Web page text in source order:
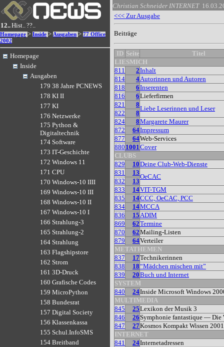
12..Hist..??..
Homepage > Inside > Ausgaben > 77 Office
2002
Homepage
Inside
Ausgaben
179 38 Jahre PCNEWS
178 KI II
177 KI
176 Netzwerke
175 Python &
Digitaltechnik
174 Software
173 IT-Geschichte
172 Windows 11
171 CPU
170 Windows-10 IIII
169 Windows-10 III
168 Windows-10 II
167 Windows-10 I
166 Strahlung-3
165 Strahlung-2
164 Strahlung
163 Flagshipstore
162 Strom
161 3D-Druck
160 Grafische Codes
159 MicroPython
158 Bundesrat
157 Digital Society
156 Klassenkassa
155 Schul.InfoSMS
154 Breitband
Christian Schneider INTERNET
<<< Zur Ausgabe
Beiträge
ID Seite
Titel
LIESMICH
811
2Inhalt
814
4Autorinnen und Autoren
818
6Inserenten
816
6Lieferfirmen
821
8
Liebe Leserinnen und Leser
822
8
824
8Margarete Maurer
872
64Impressum
877
64Web-Services
880 1001Cover
CLUBS
829
10Deine Club-Web-Dienste
831
13
OeCAC
832
13
833
14VIT-TGM
835
14CCC, OeCAC, PCC
834
14MCCA
836
15ADIM
869
62Termine
870
62Mailing-Listen
879
64Verteiler
METATHEMEN
837
17Technikerinnen
838
18“Mädchen mischen mit”
839
20Buch und Internet
SYSTEM
840
24Inside Microsoft Windows
MULTIMEDIA
845
25Lexikon der Musik 3
846
26Symphonie fantastique — Die
847
27Kosmos Kompakt Wissen 2001
INTERNET
841
24Internetadressen